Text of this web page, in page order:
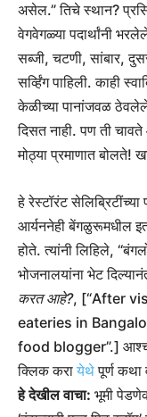
असेल.” तिचे स्थान?
वेगवेगळ्या पदार्थांनी
सब्जी, चटणी, सांबार,
सर्व्हिंग पाहिली. काही
केळीच्या पानांजवळ ठेवलेले
दिसत नाही. पण ती
मोठ्या प्रमाणात बोलते!
हे रेस्टॉरंट
आर्यननेही बेंगळुरूमधील
होते. त्यांनी लिहिले,
भोजनालयांना भेट
करत आहे?, [“After
eateries in
food blogger”.]
क्लिक करा येथेपूर्ण कथा
हे देखील वाचा: भूमी